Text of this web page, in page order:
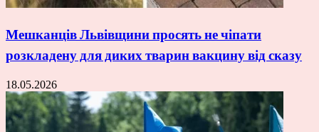
Мешканців Львівщини просять не чіпати
розкладену для диких тварин вакцину від сказу
18.05.2026